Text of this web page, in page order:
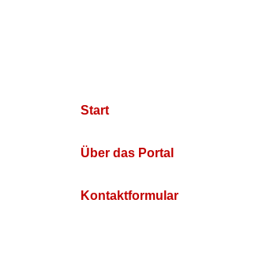
Start
Über das Portal
Kontaktformular